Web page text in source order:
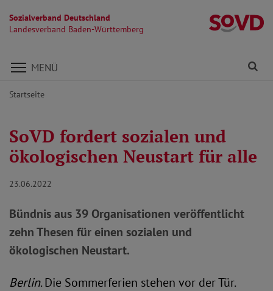
Sozialverband Deutschland
Landesverband Baden-Württemberg
Direkt zu den Inhalten springen
MENÜ
Startseite
SoVD fordert sozialen und
ökologischen Neustart für alle
23.06.2022
Bündnis aus 39 Organisationen veröffentlicht
zehn Thesen für einen sozialen und
ökologischen Neustart.
Berlin. Die Sommerferien stehen vor der Tür.